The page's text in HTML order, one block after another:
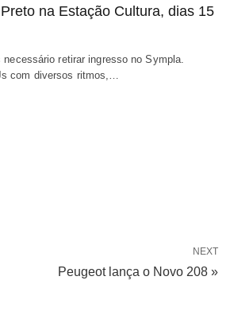
na Estação Cultura, dias 15
retirar ingresso no Sympla.
com diversos ritmos,…
NEXT
Peugeot lança o Novo 208 »